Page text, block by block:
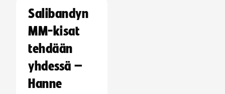
Salibandyn
MM-kisat
tehdään
yhdessä –
Hanne